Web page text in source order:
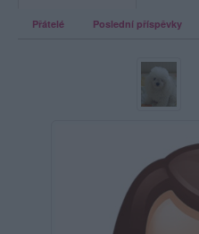
Přátelé Poslední příspěvky